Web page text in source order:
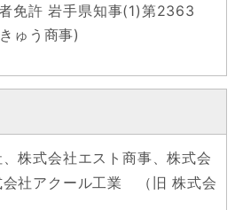
免許 岩手県知事(1)第2363
ゅう商事)
株式会社エスト商事、株式会
会社アクール工業 （旧 株式会